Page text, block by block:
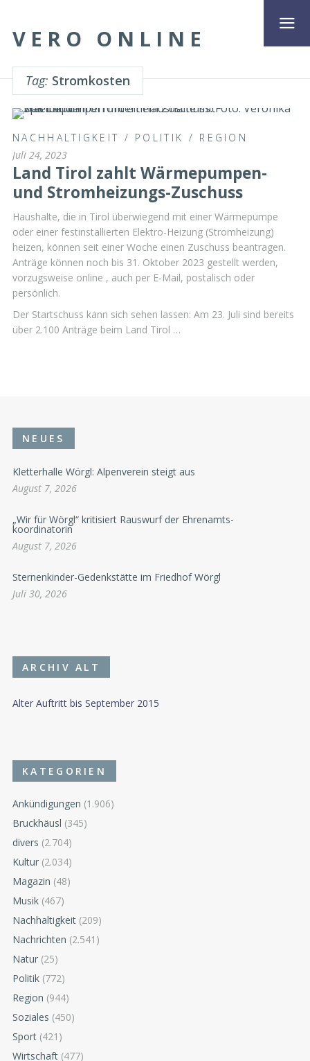
VERO ONLINE
Tag: Stromkosten
NACHHALTIGKEIT / POLITIK / REGION
Juli 24, 2023
Land Tirol zahlt Wärmepumpen-
und Stromheizungs-Zuschuss
Haushalte, die in Tirol überwiegend mit einer Wärmepumpe
oder einer festinstallierten Elektro-Heizung (Stromheizung)
heizen, können seit einer Woche einen Zuschuss beantragen.
Anträge können noch bis 31. Oktober 2023 gestellt werden,
vorzugsweise online , auch per E-Mail, postalisch oder
persönlich.
Der Startschuss kann sich sehen lassen: Am 23. Juli sind bereits
über 2.100 Anträge beim Land Tirol …
NEUES
Kletterhalle Wörgl: Alpenverein steigt aus
August 7, 2026
„Wir für Wörgl“ kritisiert Rauswurf der Ehrenamts-
koordinatorin
August 7, 2026
Sternenkinder-Gedenkstätte im Friedhof Wörgl
Juli 30, 2026
ARCHIV ALT
Alter Auftritt bis September 2015
KATEGORIEN
Ankündigungen (1.906)
Bruckhäusl (345)
divers (2.704)
Kultur (2.034)
Magazin (48)
Musik (467)
Nachhaltigkeit (209)
Nachrichten (2.541)
Natur (25)
Politik (772)
Region (944)
Soziales (450)
Sport (421)
Wirtschaft (477)